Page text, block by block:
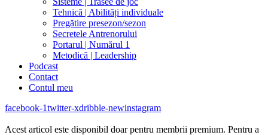
Tehnică | Abilități individuale
Pregătire presezon/sezon
Secretele Antrenorului
Portarul | Numărul 1
Metodică | Leadership
Podcast
Contact
Contul meu
facebook-1twitter-xdribble-newinstagram
Acest articol este disponibil doar pentru membrii premium. Pentru a